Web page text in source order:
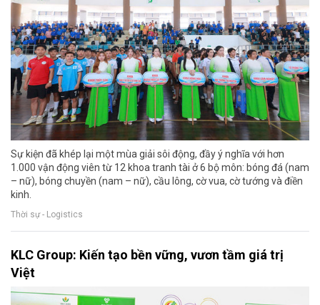
Sự kiện đã khép lại một mùa giải sôi động, đầy ý nghĩa với hơn
1.000 vận động viên từ 12 khoa tranh tài ở 6 bộ môn: bóng đá (nam
– nữ), bóng chuyền (nam – nữ), cầu lông, cờ vua, cờ tướng và điền
kinh.
Thời sự - Logistics
KLC Group: Kiến tạo bền vững, vươn tầm giá trị
Việt